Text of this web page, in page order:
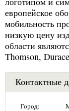
европейское
мобильность
низкую цену
области
Thomson,
Контактные
Город: